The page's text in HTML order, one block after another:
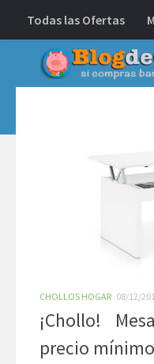
Debajo del contenido
Todas las Ofertas
CHOLLOS HOGAR 08/12/
¡Chollo!
precio